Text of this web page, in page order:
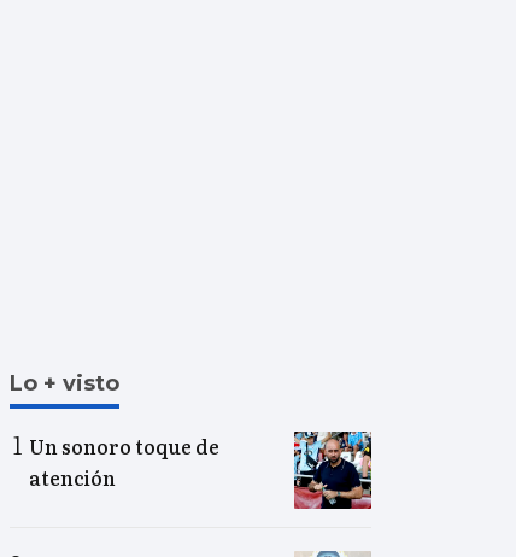
Lo + visto
Un sonoro toque de
atención